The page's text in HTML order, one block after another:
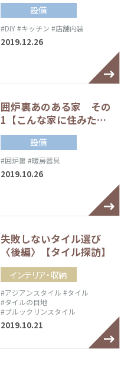
設備
#DIY#キッチン #店舗内装
2019.12.26
囲炉裏あのある家 その
1【こんな家に住みた…
設備
#囲炉裏 #暖房器具
2019.10.26
失敗しないタイル選び
〈後編〉【タイル探訪】
インテリア・収納
#アジアンスタイル #タイル
#タイルの目地
#ブルックリンスタイル
2019.10.21